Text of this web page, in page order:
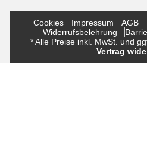
Cookies Impressum AGB
Widerrufsbelehrung
* Alle Preise inkl. MwSt. und
Vertrag